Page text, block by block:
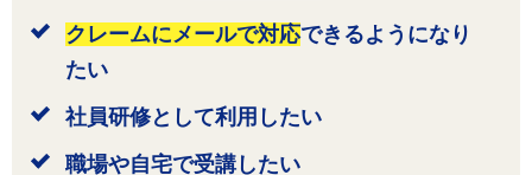
クレームにメールで対応できるようになり
たい
社員研修として利用したい
職場や自宅で受講したい